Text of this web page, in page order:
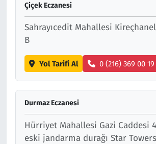
Çiçek Eczanesi
Sahrayıcedit Mahallesi
B
Yol Tarifi Al 0 (216) 369 00 19
Durmaz Eczanesi
Hürriyet Mahallesi Gazi Caddesi
eski jandarma durağı Star